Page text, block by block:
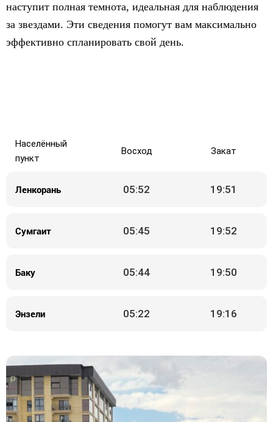
наступит полная темнота, идеальная для наблюдения
за звездами. Эти сведения помогут вам максимально
эффективно спланировать свой день.
Населённый
пункт
Восход Закат
Ленкорань 05:52 19:51
Сумгаит 05:45 19:52
Баку 05:44 19:50
Энзели 05:22 19:16